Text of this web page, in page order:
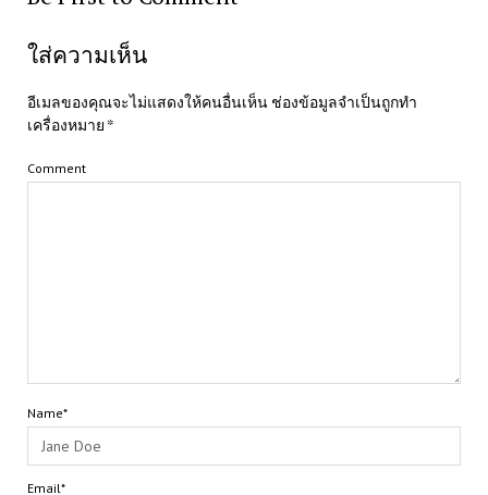
ใส่ความเห็น
อีเมลของคุณจะไม่แสดงให้คนอื่นเห็น ช่องข้อมูลจำเป็นถูกทำ
เครื่องหมาย *
Comment
Name*
Email*